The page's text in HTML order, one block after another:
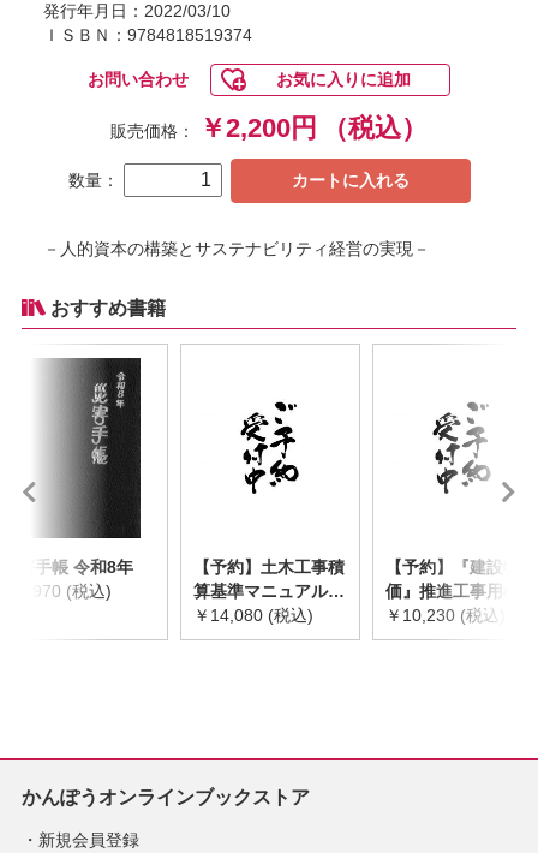
発行年月日：2022/03/10
ＩＳＢＮ：9784818519374
お問い合わせ お気に入りに追加
販売価格： ￥2,200円 （税込）
数量： カートに入れる
－人的資本の構築とサステナビリティ経営の実現－
おすすめ書籍
災害手帳 令和8年
￥2,970 (税込)
【予約】土木工事積
算基準マニュアル
令和8年度版
※2026年8月下旬発
￥14,080 (税込)
【予約】『建設物
価』推進工事用機械
器具等基礎価格表
2026年度版
￥10,230 (税込)
かんぽうオンラインブックストア
新規会員登録